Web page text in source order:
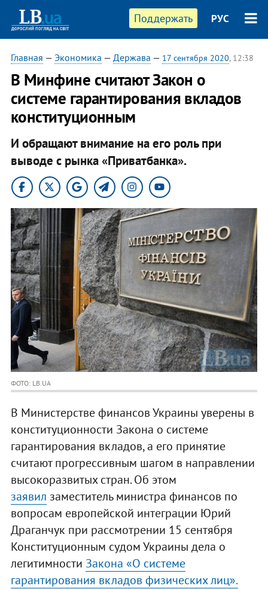
Поддержать РУС
Главная — Экономика — Держава — 17 сентября 2020, 12:38
В Минфине считают Закон о
системе гарантирования вкладов
конституционным
И обращают внимание на его роль при
выводе с рынка «Приватбанка».
ФОТО: LB.UA
В Министерстве финансов Украины уверены в
конституционности Закона о системе
гарантирования вкладов, а его принятие
считают прогрессивным шагом в направлении
высокоразвитых стран. Об этом
заявил заместитель министра финансов по
вопросам европейской интеграции Юрий
Драганчук при рассмотрении 15 сентября
Конституционным судом Украины дела о
легитимности Закона «О системе
гарантирования вкладов физических лиц».